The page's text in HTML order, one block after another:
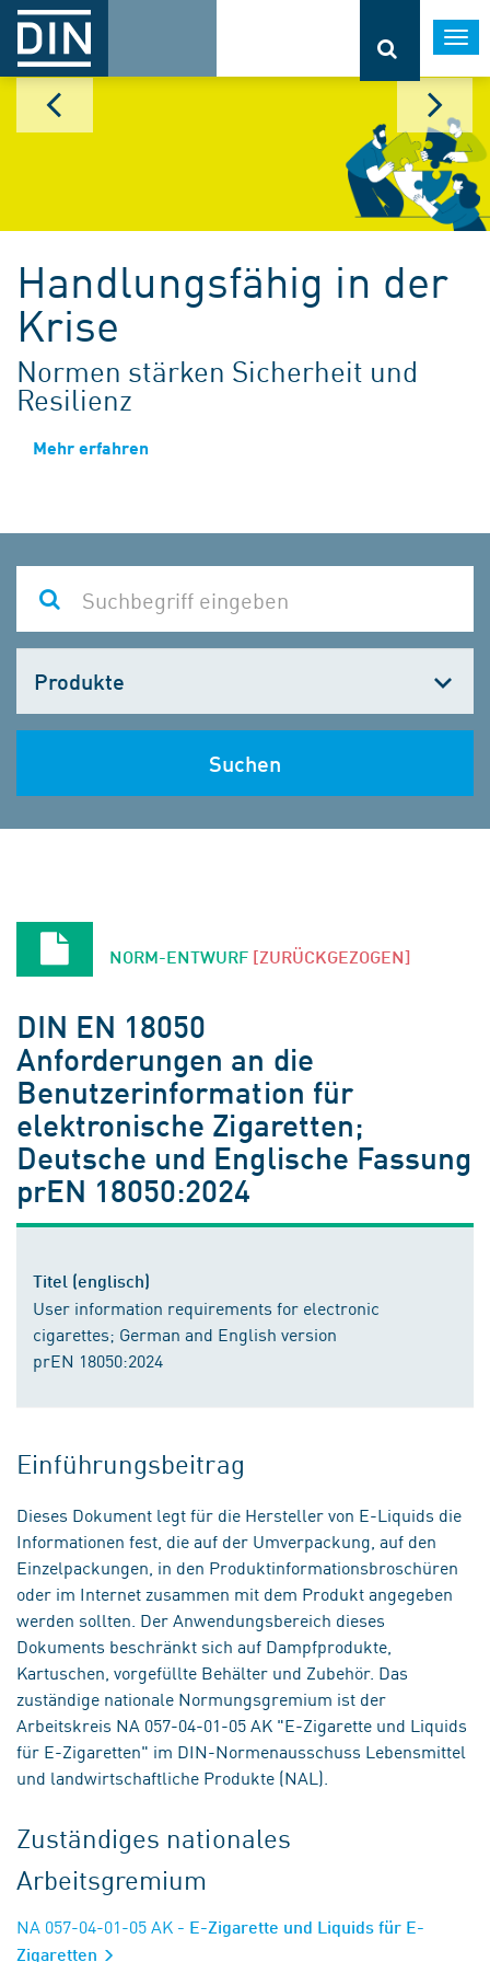
Handlungsfähig in der
Krise
Normen stärken Sicherheit und
Resilienz
Mehr erfahren
wählen
Suchen
NORM-ENTWURF [ZURÜCKGEZOGEN]
DIN EN 18050
Anforderungen an die
Benutzerinformation für
elektronische Zigaretten;
Deutsche und Englische Fassung
prEN 18050:2024
Titel (englisch)
User information requirements for electronic
cigarettes; German and English version
prEN 18050:2024
Einführungsbeitrag
Dieses Dokument legt für die Hersteller von E-Liquids die
Informationen fest, die auf der Umverpackung, auf den
Einzelpackungen, in den Produktinformationsbroschüren
oder im Internet zusammen mit dem Produkt angegeben
werden sollten. Der Anwendungsbereich dieses
Dokuments beschränkt sich auf Dampfprodukte,
Kartuschen, vorgefüllte Behälter und Zubehör. Das
zuständige nationale Normungsgremium ist der
Arbeitskreis NA 057-04-01-05 AK "E-Zigarette und Liquids
für E-Zigaretten" im DIN-Normenausschuss Lebensmittel
und landwirtschaftliche Produkte (NAL).
Zuständiges nationales
Arbeitsgremium
NA 057-04-01-05 AK - E-Zigarette und Liquids für E-
Zigaretten